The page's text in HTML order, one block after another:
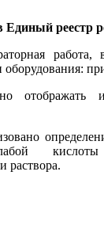
Единый реестр
оборудования:
отображать
раствора.